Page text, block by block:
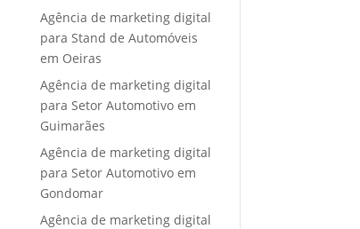
Agência de marketing digital
para Stand de Automóveis
em Oeiras
Agência de marketing digital
para Setor Automotivo em
Guimarães
Agência de marketing digital
para Setor Automotivo em
Gondomar
Agência de marketing digital